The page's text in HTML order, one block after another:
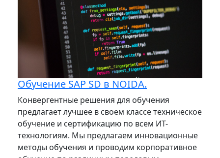
Обучение SAP SD в NOIDA.
Конвергентные решения для обучения
предлагает лучшее в своем классе техническое
обучение и сертификацию по всем ИТ-
технологиям. Мы предлагаем инновационные
методы обучения и проводим корпоративное